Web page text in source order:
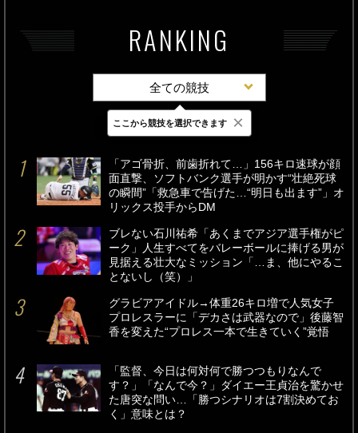
RANKING
全ての競技
最新 24時間 週間
「アゴ骨折、前歯折れて…」156キロ速球が顔
面直撃、ソフトバンク選手が明かす“壮絶死球
の瞬間”「救急車で告げた…“明日も出ます”」オ
リックス投手からDM
ブレない石川祐希「あくまでアジア選手権がピ
ーク」人生すべてをバレーボールに捧げる男が
見据える壮大なミッション「…ま、他にやるこ
とないし（笑）」
グラビアアイドル→体重26キロ増で人気女子
プロレスラーに「デカさは武器なので」後藤智
香を変えた“プロレス一本で生きていく”覚悟
「監督、今日は何対何で勝つつもりなんで
す？」「なんで今？」ダイエー王貞治を驚かせ
た唐突な問い…「勝つシナリオは7割決めてお
く」意味とは？
ここから競技を選択できます ×